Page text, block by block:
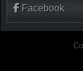
Facebook